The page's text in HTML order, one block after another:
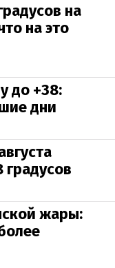
на
на это
до +38:
дни
градусов
жары: